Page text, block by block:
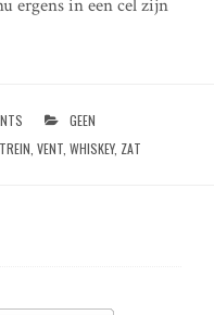
ergens in een cel zijn
GEEN
TREIN VENT, WHISKEY, ZAT